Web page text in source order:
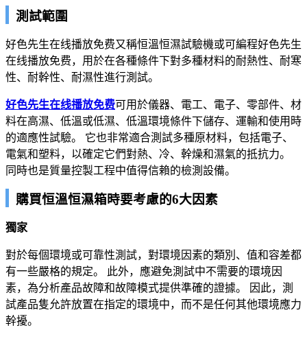
測試範圍
好色先生在线播放免费又稱恒溫恒濕試驗機或可編程好色先生
在线播放免费，用於在各種條件下對多種材料的耐熱性、耐寒
性、耐幹性、耐濕性進行測試。
好色先生在线播放免费可用於儀器、電工、電子、零部件、材
料在高濕、低溫或低濕、低溫環境條件下儲存、運輸和使用時
的適應性試驗。 它也非常適合測試多種原材料，包括電子、
電氣和塑料，以確定它們對熱、冷、幹燥和濕氣的抵抗力。
同時也是質量控製工程中值得信賴的檢測設備。
購買恒溫恒濕箱時要考慮的6大因素
獨家
對於每個環境或可靠性測試，對環境因素的類別、值和容差都
有一些嚴格的規定。 此外，應避免測試中不需要的環境因
素，為分析產品故障和故障模式提供準確的證據。 因此，測
試產品隻允許放置在指定的環境中，而不是任何其他環境應力
幹擾。